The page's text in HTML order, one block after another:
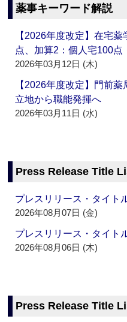
薬事キーワード解説
【2026年度改定】在宅
点、加算2：個人宅100
2026年03月12日 (木)
【2026年度改定】門前
立地から職能発揮へ
2026年03月11日 (水)
Press Release Title
プレスリリース・タイ
2026年08月07日 (金)
プレスリリース・タイ
2026年08月06日 (木)
Press Release Title